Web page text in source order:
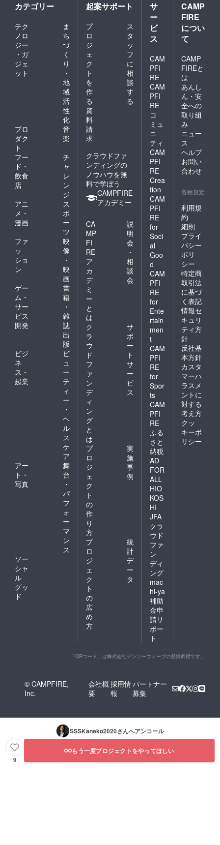
カテゴリー
テク
ノロ
ジー
・ガ
ジェ
ット
ま
ち
づ
く
り
・
地
域
活
性
化
プロ
ダク
ト
音
楽
フー
ド・
飲食
店
チ
ャ
レ
ン
ジ
アニ
メ・
漫画
ス
ポ
ー
ツ
ファ
ッ
ショ
ン
映
像
・
映
画
ゲー
ム・
サー
ビス
開発
書
籍
・
雑
誌
出
版
ビジ
ネ
ス・
起業
ビ
ュ
ー
テ
ィ
ー
・
ヘ
ル
ス
ケ
ア
アー
ト・
写真
舞
台
・
パ
フ
ォ
ー
マ
ン
ス
ソー
シャ
ル
グッ
ド
起案サポート
プ
ロ
ジ
ェ
ク
ト
を
作
る
ス
タ
ッ
フ
に
相
談
す
る
資
料
請
求
クラウドファ
ンディングの
ノウハウを無
料で学ぼう
CAMPFIRE
アカデミー
CA
MP
FI
RE
ア
カ
デ
ミ
ー
と
は
説
明
会
・
相
談
会
ク
ラ
ウ
ド
フ
ァ
ン
デ
ィ
ン
グ
と
は
サ
ポ
ー
ト
サ
ー
ビ
ス
プ
ロ
ジ
ェ
ク
ト
の
作
り
方
実
施
事
例
プ
ロ
ジ
ェ
ク
ト
の
広
め
方
統
計
デ
ー
タ
サ
ー
ビ
ス
CAM
PFI
RE
CAM
PFI
RE
コ
ミュ
ニ
ティ
CAM
PFI
RE
Crea
tion
CAM
PFI
RE
for
Soci
al
Goo
d
CAM
PFI
RE
for
Ente
rtain
men
t
CAM
PFI
RE
for
Spor
ts
CAM
PFI
RE
ふる
さと
納税
AD
FOR
ALL
HIO
KOS
HI
JFA
クラ
ウド
ファ
ン
ディ
ング
mac
hi-ya
補助
金申
請サ
ポー
ト
CAMP
FIRE
につい
て
CAMP
FIREと
は
あんし
ん・安
全への
取り組
み
ニュー
ス
ヘルプ
お問い
合わせ
各種規定
利用規
約
細則
プライ
バシー
ポリ
シー
特定商
取引法
に基づ
く表記
情報セ
キュリ
ティ方
針
反社基
本方針
カスタ
マーハ
ラスメ
ントに
対する
考え方
クッ
キーポ
リシー
「QRコード」は株式会社デンソーウェーブの登録商標です。
© CAMPFIRE,
Inc.
会社概
要
採用情
報
パートナー
募集
SSSKaneko2020さんへアンコール
9
もう一度プロジェクトをやってほしい